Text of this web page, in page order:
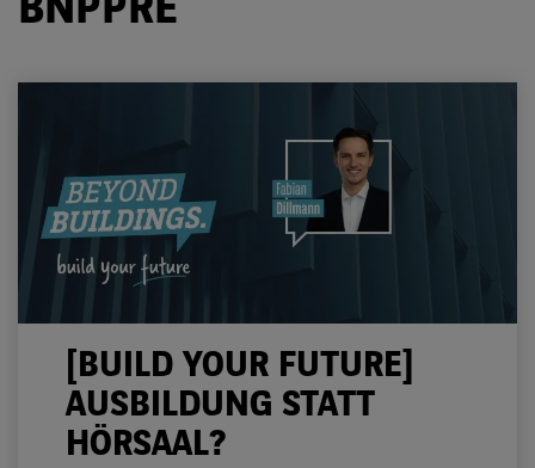
BNPPRE
[BUILD YOUR FUTURE]
AUSBILDUNG STATT
HÖRSAAL?